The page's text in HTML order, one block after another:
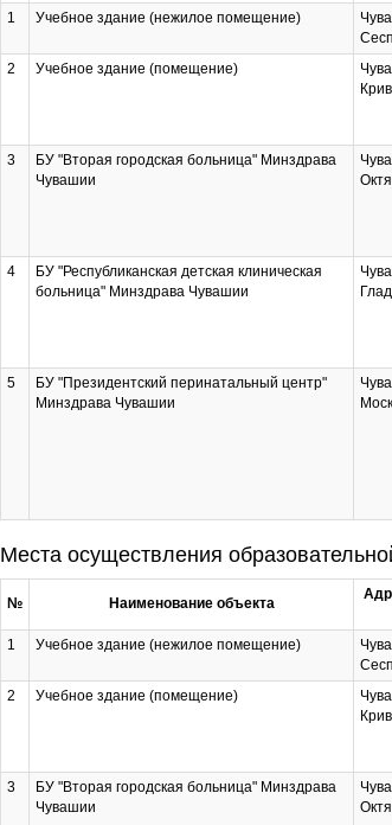
1 Учебное здание (нежилое помещение)
2
Учебное здание (помещение)
3
БУ "Вторая городская больница" Минздрава
Чувашии
4
БУ "Республиканская детская клиническая
больница" Минздрава Чувашии
5
БУ "Президентский перинатальный центр"
Минздрава Чувашии
Места осуществления
№ Наименование объекта
1 Учебное здание (нежилое помещение)
2
Учебное здание (помещение)
3
БУ "Вторая городская больница" Минздрава
Чувашии